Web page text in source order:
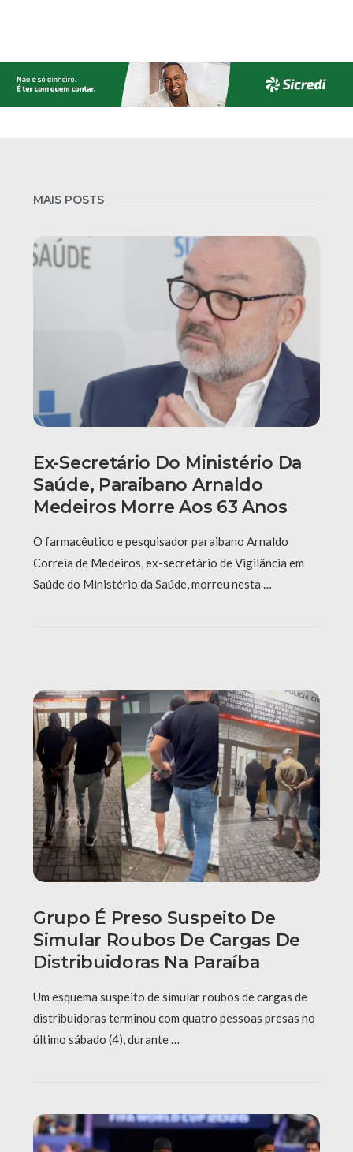
MAIS POSTS
Ex-Secretário Do Ministério Da
Saúde, Paraibano Arnaldo
Medeiros Morre Aos 63 Anos
O farmacêutico e pesquisador paraibano Arnaldo
Correia de Medeiros, ex-secretário de Vigilância em
Saúde do Ministério da Saúde, morreu nesta …
Grupo É Preso Suspeito De
Simular Roubos De Cargas De
Distribuidoras Na Paraíba
Um esquema suspeito de simular roubos de cargas de
distribuidoras terminou com quatro pessoas presas no
último sábado (4), durante …